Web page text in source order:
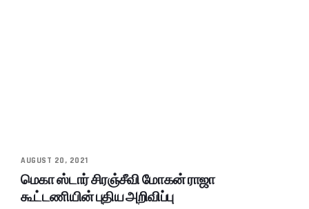
AUGUST 20, 2021
மெகா ஸ்டார் சிரஞ்சீவி மோகன் ராஜா
கூட்டணியின் புதிய அறிவிப்பு